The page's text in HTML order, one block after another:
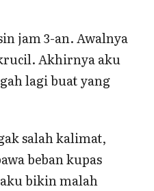
jam 3-an. Awalnya
Akhirnya aku
lagi buat yang
salah kalimat,
beban kupas
bikin malah